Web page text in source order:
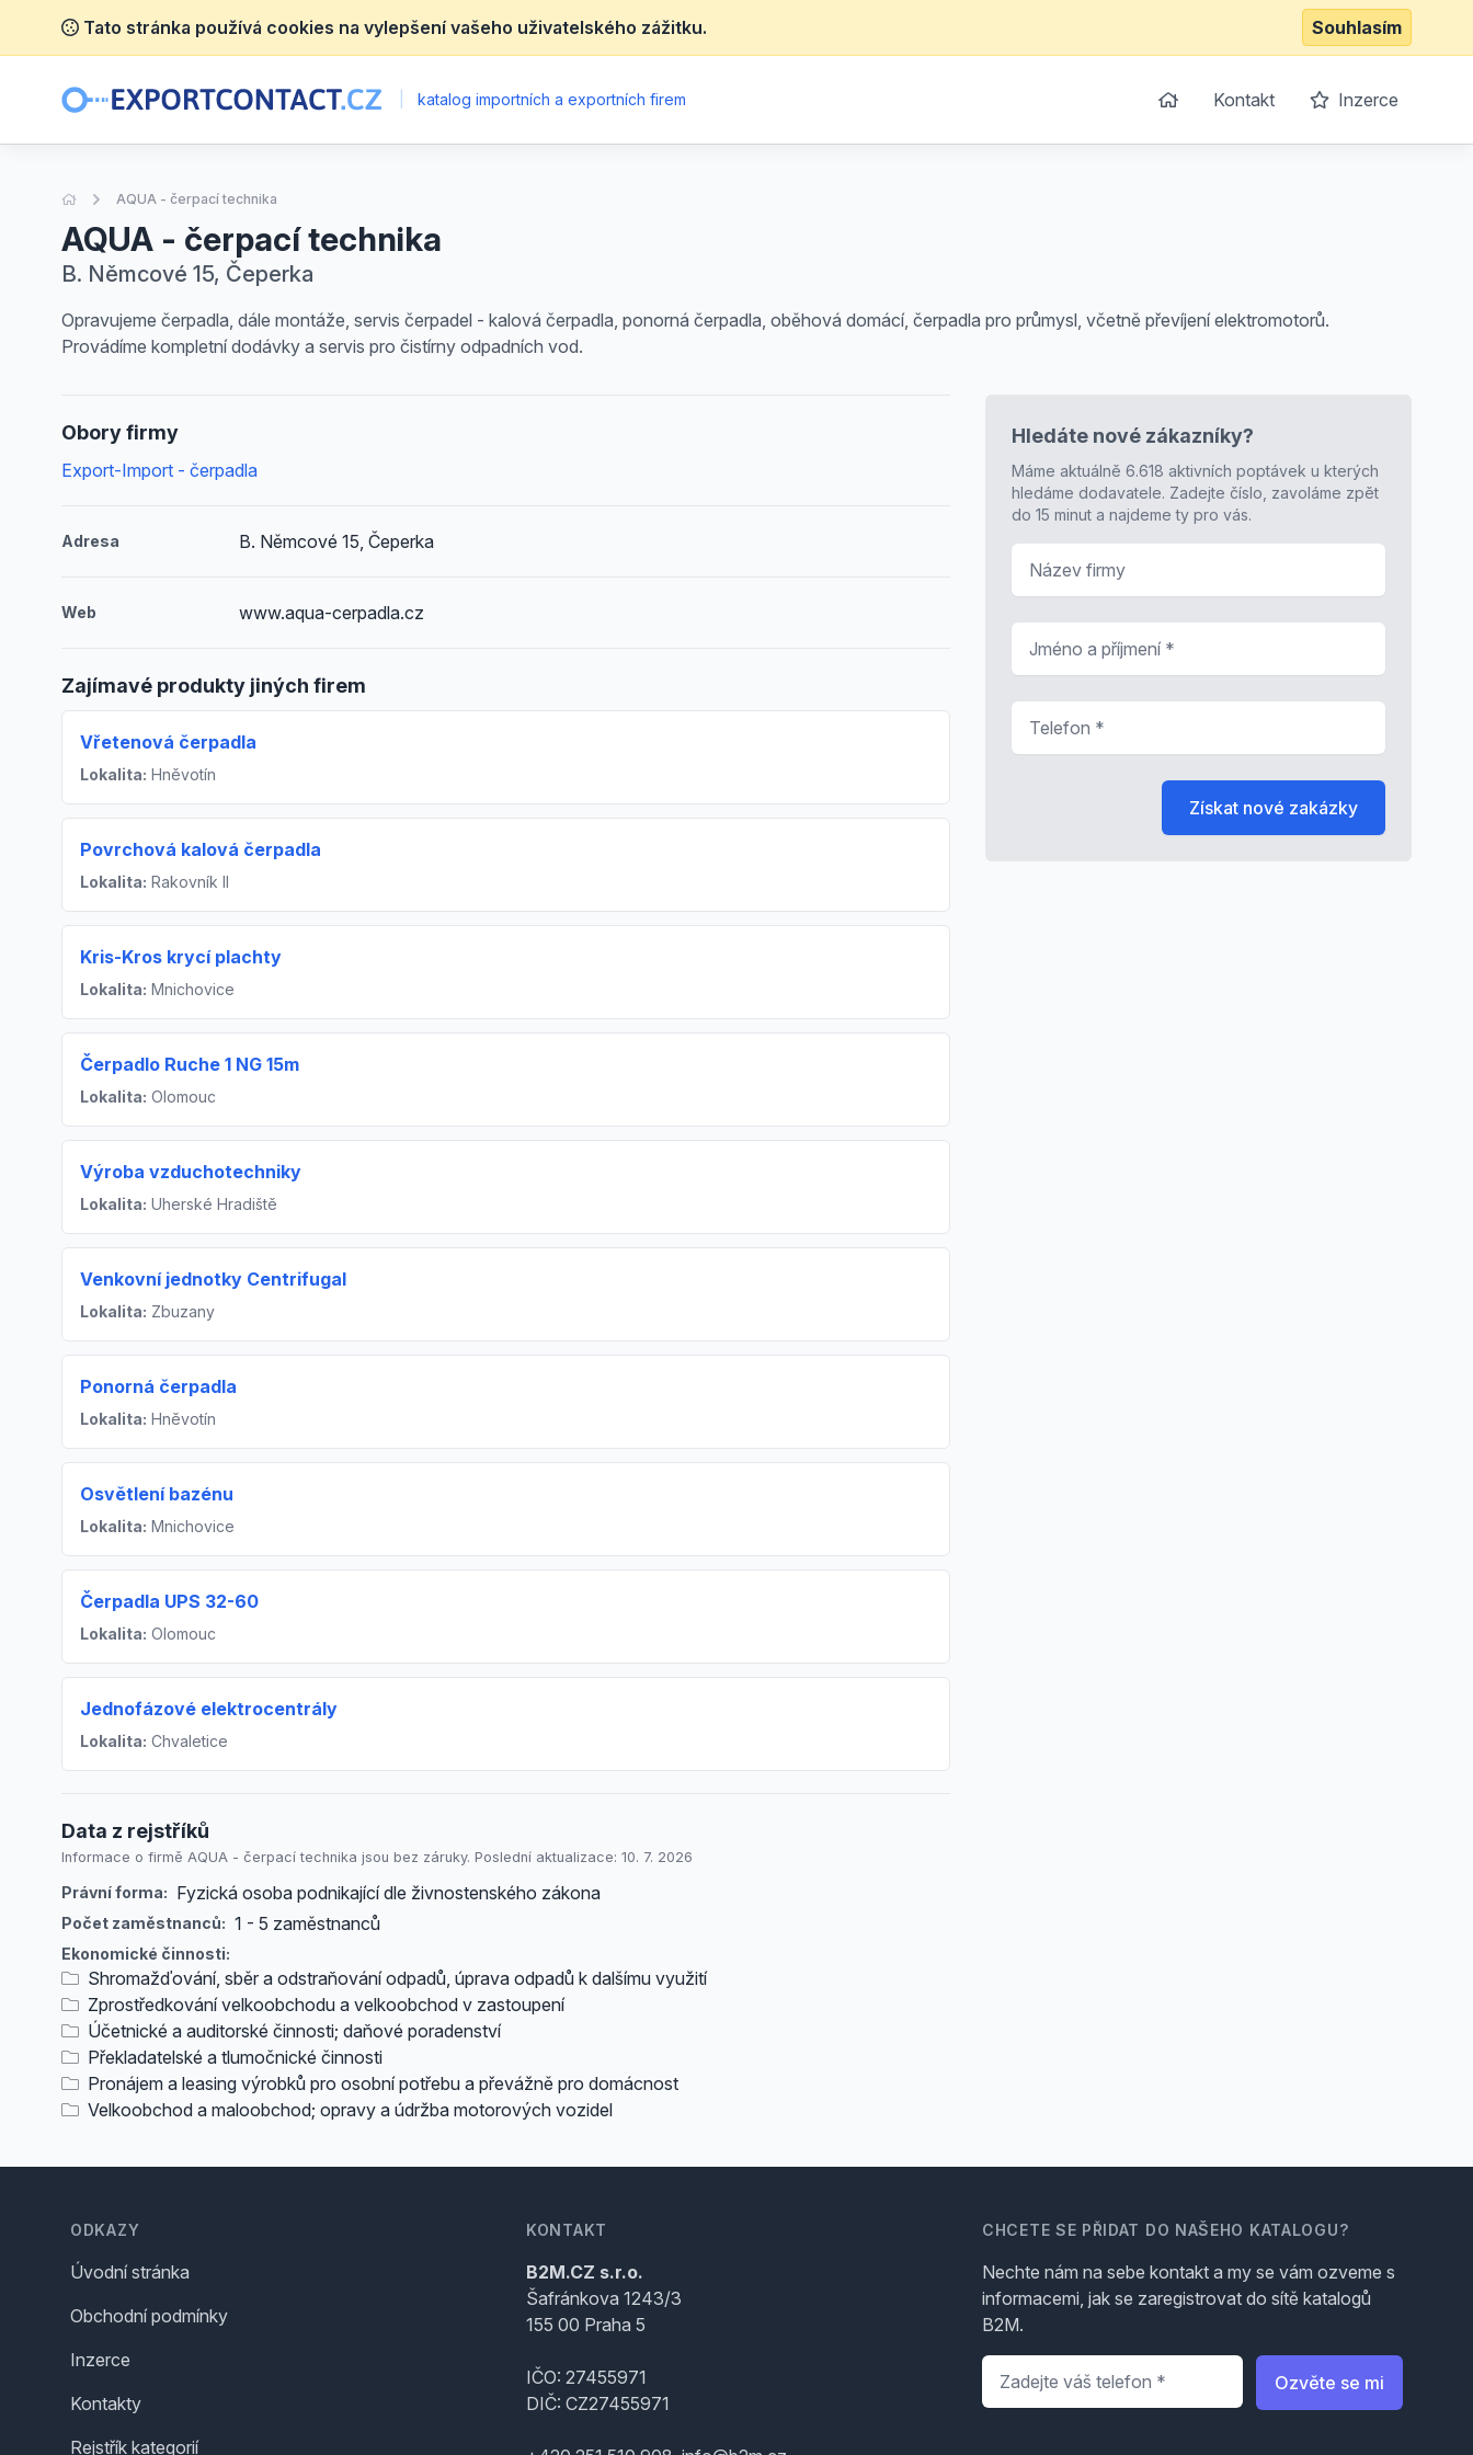
Tato stránka používá cookies na vylepšení vašeho uživatelského zážitku. Souhlasím
katalog importních a exportních firem Kontakt Inzerce
Úvodní stránka
AQUA - čerpací technika
AQUA - čerpací technika
B. Němcové 15, Čeperka
Opravujeme čerpadla, dále montáže, servis čerpadel - kalová čerpadla, ponorná čerpadla, oběhová domácí, čerpadla pro průmysl, včetně převíjení elektromotorů.
Provádíme kompletní dodávky a servis pro čistírny odpadních vod.
Obory firmy
Export-Import - čerpadla
Adresa B. Němcové 15, Čeperka
Web www.aqua-cerpadla.cz
Zajímavé produkty jiných firem
Vřetenová čerpadla
Lokalita: Hněvotín
Povrchová kalová čerpadla
Lokalita: Rakovník II
Kris-Kros krycí plachty
Lokalita: Mnichovice
Čerpadlo Ruche 1 NG 15m
Lokalita: Olomouc
Výroba vzduchotechniky
Lokalita: Uherské Hradiště
Venkovní jednotky Centrifugal
Lokalita: Zbuzany
Ponorná čerpadla
Lokalita: Hněvotín
Osvětlení bazénu
Lokalita: Mnichovice
Čerpadla UPS 32-60
Lokalita: Olomouc
Jednofázové elektrocentrály
Lokalita: Chvaletice
Data z rejstříků
Informace o firmě AQUA - čerpací technika jsou bez záruky. Poslední aktualizace: 10. 7. 2026
Právní forma: Fyzická osoba podnikající dle živnostenského zákona
Počet zaměstnanců: 1 - 5 zaměstnanců
Ekonomické činnosti:
Shromažďování, sběr a odstraňování odpadů, úprava odpadů k dalšímu využití
Zprostředkování velkoobchodu a velkoobchod v zastoupení
Účetnické a auditorské činnosti; daňové poradenství
Překladatelské a tlumočnické činnosti
Pronájem a leasing výrobků pro osobní potřebu a převážně pro domácnost
Velkoobchod a maloobchod; opravy a údržba motorových vozidel
Hledáte nové zákazníky?
Máme aktuálně 6.618 aktivních poptávek u kterých
hledáme dodavatele. Zadejte číslo, zavoláme zpět
do 15 minut a najdeme ty pro vás.
Získat nové zakázky
ODKAZY
Úvodní stránka
Obchodní podmínky
Inzerce
Kontakty
Rejstřík kategorií
KONTAKT
B2M.CZ s.r.o.
Šafránkova 1243/3
155 00 Praha 5
IČO: 27455971
DIČ: CZ27455971
CHCETE SE PŘIDAT DO NAŠEHO KATALOGU?
Nechte nám na sebe kontakt a my se vám ozveme s
informacemi, jak se zaregistrovat do sítě katalogů
B2M.
Telefon
Ozvěte se mi